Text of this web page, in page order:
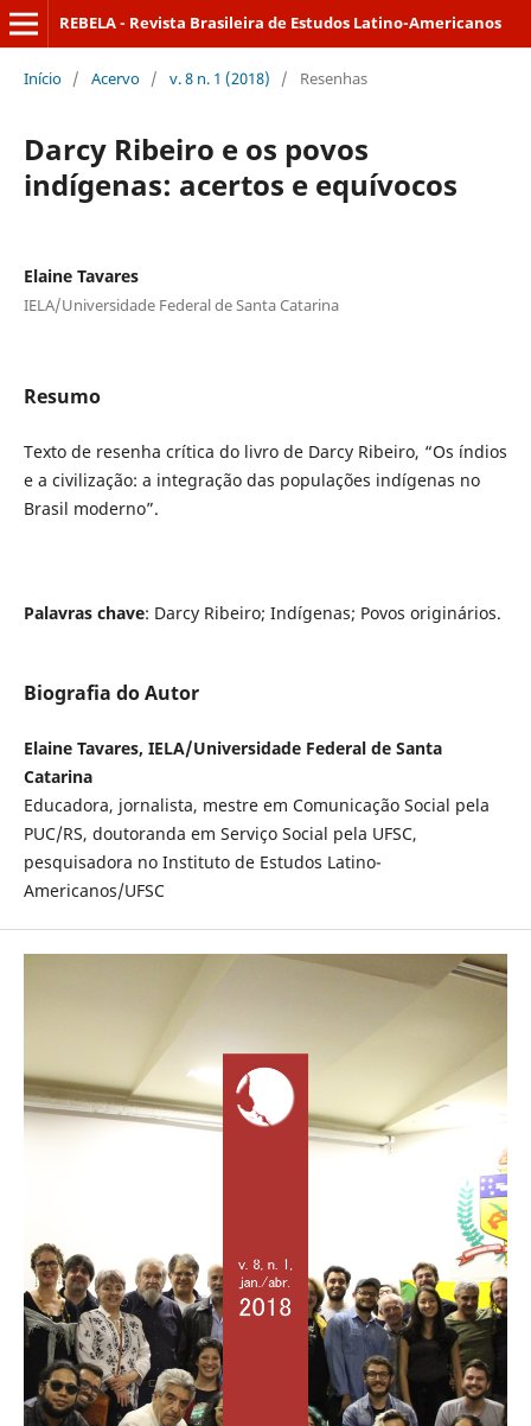
REBELA - Revista Brasileira de Estudos Latino-Americanos
Início / Acervo / v. 8 n. 1 (2018) / Resenhas
Darcy Ribeiro e os povos
indígenas: acertos e equívocos
Elaine Tavares
IELA/Universidade Federal de Santa Catarina
Resumo
Texto de resenha crítica do livro de Darcy Ribeiro, “Os índios
e a civilização: a integração das populações indígenas no
Brasil moderno”.
Palavras chave: Darcy Ribeiro; Indígenas; Povos originários.
Biografia do Autor
Elaine Tavares, IELA/Universidade Federal de Santa
Catarina
Educadora, jornalista, mestre em Comunicação Social pela
PUC/RS, doutoranda em Serviço Social pela UFSC,
pesquisadora no Instituto de Estudos Latino-
Americanos/UFSC